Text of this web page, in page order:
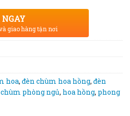
giao hàng tận nơi
hoa, đèn chùm hoa hồng, đèn
phòng ngủ, hoa hồng, phong